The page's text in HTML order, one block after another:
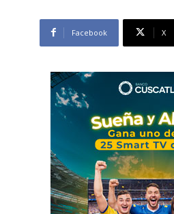
Facebook X